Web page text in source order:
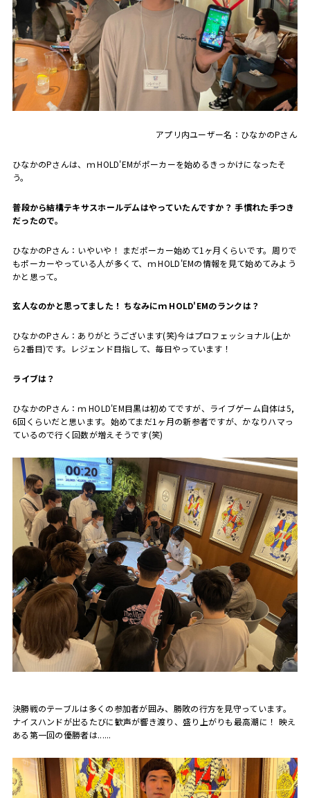
アプリ内ユーザー名：ひなかのPさん
ひなかのPさんは、ｍ HOLD'EMがポーカーを始めるきっかけになったそ
う。
――普段から結構テキサスホールデムはやっていたんですか？ 手慣れた手つき
だったので。
ひなかのPさん：いやいや！ まだポーカー始めて1ヶ月くらいです。周りで
もポーカーやっている人が多くて、ｍ HOLD'EMの情報を見て始めてみよう
かと思って。
――玄人なのかと思ってました！ ちなみにｍ HOLD'EMのランクは？
ひなかのPさん：ありがとうございます(笑)今はプロフェッショナル(上か
ら2番目)です。レジェンド目指して、毎日やっています！
――ライブは？
ひなかのPさん：ｍ HOLD'EM目黒は初めてですが、ライブゲーム自体は5,
6回くらいだと思います。始めてまだ1ヶ月の新参者ですが、かなりハマっ
ているので行く回数が増えそうです(笑)
決勝戦のテーブルは多くの参加者が囲み、勝敗の行方を見守っています。
ナイスハンドが出るたびに歓声が響き渡り、盛り上がりも最高潮に！ 映え
ある第一回の優勝者は......